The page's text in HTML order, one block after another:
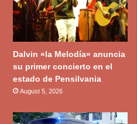
Dalvin «la Melodía» anuncia
su primer concierto en el
estado de Pensilvania
August 5, 2026